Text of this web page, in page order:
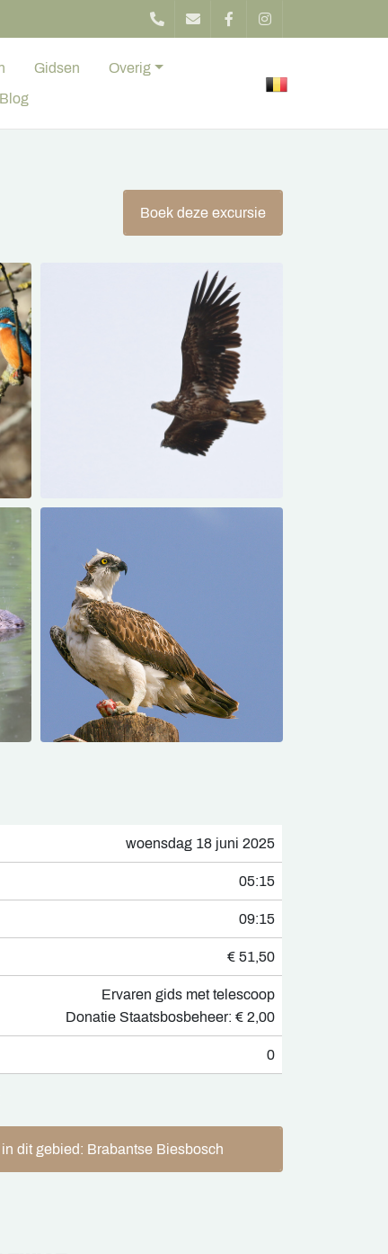
Gidsen Overig
Blog
Boek deze excursie
woensdag 18 juni 2025
05:15
09:15
€ 51,50
Ervaren gids met telescoop
Donatie Staatsbosbeheer: € 2,00
0
dit gebied: Brabantse Biesbosch